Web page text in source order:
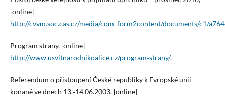
[online]
http://cvvm.soc.cas.cz/media/com_form2content/documents/c1/
Program strany, [online]
http://www.usvitnarodnikoalice.cz/program‑strany/.
Referendum o přistoupení České republiky k Evropské unii
konané ve dnech 13.‑14.06.2003, [online]